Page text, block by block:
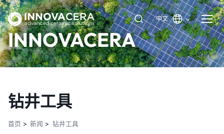
中文
INNOVACERA
钻井工具
首页 新闻 钻井工具